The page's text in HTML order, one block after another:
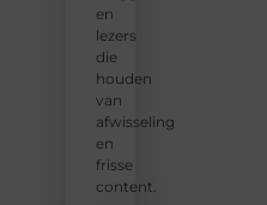
en
lezers
die
houden
van
afwisseling
en
frisse
content.